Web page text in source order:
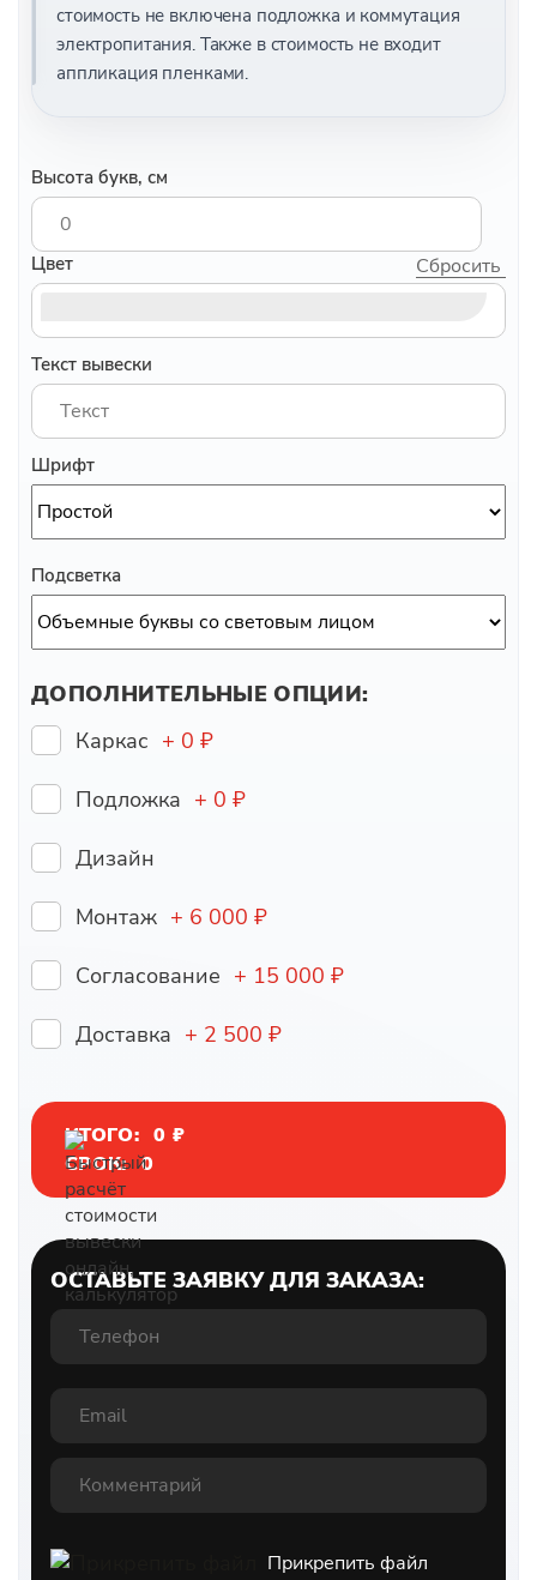
стоимость не включена подложка и коммутация
электропитания. Также в стоимость не входит
аппликация пленками.
Высота букв, см
Цвет Сбросить
Текст вывески
Шрифт
Подсветка
ДОПОЛНИТЕЛЬНЫЕ ОПЦИИ:
Каркас + 0 ₽
Подложка + 0 ₽
Дизайн
Монтаж + 6 000 ₽
Согласование + 15 000 ₽
Доставка + 2 500 ₽
ИТОГО: 0 ₽
СРОК: 0
ОСТАВЬТЕ ЗАЯВКУ ДЛЯ ЗАКАЗА:
Прикрепить файл